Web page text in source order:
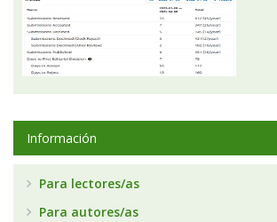
Información
Para lectores/as
Para autores/as